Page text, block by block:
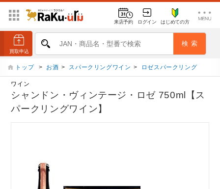
来店予約 ログイン はじめての方
トップ > お酒 > スパークリングワイン > ロゼスパークリング
ワイン
シャンドン・ヴィンテージ・ロゼ 750ml【ス
パークリングワイン】